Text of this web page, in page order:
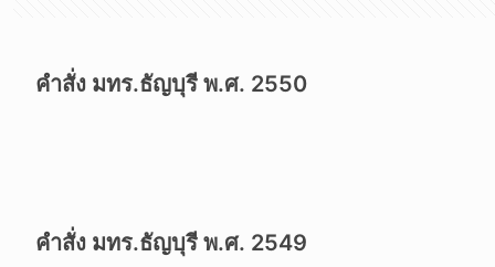
คำสั่ง มทร.ธัญบุรี พ.ศ. 2550
คำสั่ง มทร.ธัญบุรี พ.ศ. 2549